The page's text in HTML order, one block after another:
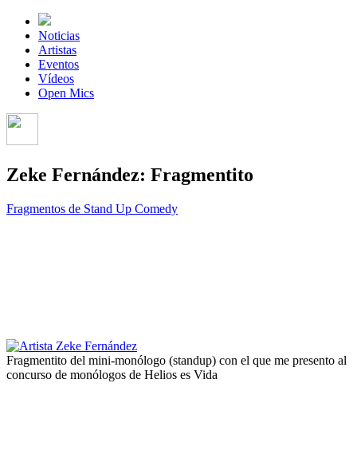
Noticias
Artistas
Eventos
Vídeos
Open Mics
Zeke Fernández: Fragmentito
Fragmentos de Stand Up Comedy
Fragmentito del mini-monólogo (standup) con el que me presento al
concurso de monólogos de Helios es Vida